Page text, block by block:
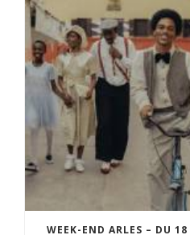
WEEK-END ARLES – DU